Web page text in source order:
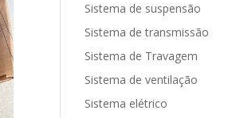
Sistema de suspensão
Sistema de transmissão
Sistema de Travagem
Sistema de ventilação
Sistema elétrico